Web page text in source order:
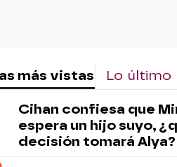
más vistas Lo último
Cihan confiesa que
espera un hijo suyo,
decisión tomará Alya?